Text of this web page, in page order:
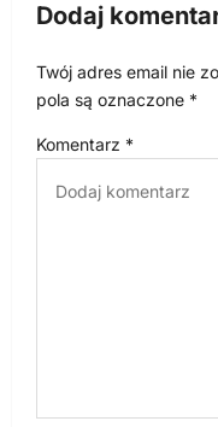
j
w
p
i
Dodaj
Twój adres email nie
pola są oznaczone *
Komentarz *